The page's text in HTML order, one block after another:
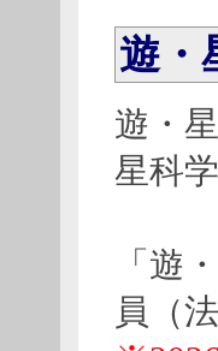
遊・
遊・
星科
「遊
員（